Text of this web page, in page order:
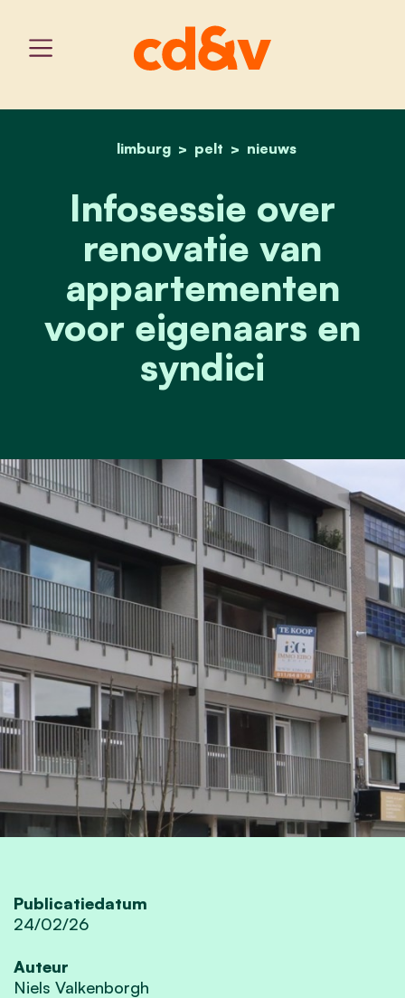
home
limburg pelt nieuws
infosessie over
Infosessie over
renovatie van
appartementen
voor eigenaars en
syndici
Publicatiedatum
24/02/26
Auteur
Niels Valkenborgh